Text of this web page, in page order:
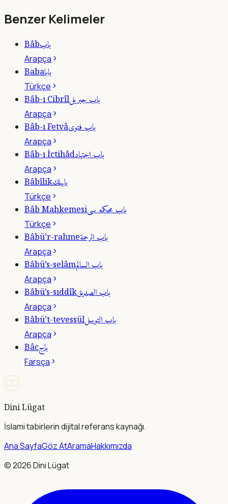
Benzer Kelimeler
Bâbباب
Arapça
Babaبابا
Türkçe
Bâb-ı Cibrîlباب جبريل
Arapça
Bâb-ı Fetvâباب فتوى
Arapça
Bâb-ı İctihâdباب اجتهاد
Arapça
Bâbîlikبابيلك
Türkçe
Bâb Mahkemesiباب محكمه سى
Türkçe
Bâbü’r-rahmeباب الرحمة
Arapça
Bâbü’s-selâmباب السالم
Arapça
Bâbü’s-sıddîkباب الصديق
Arapça
Bâbü’t-tevessülباب التوسل
Arapça
Bâcباج
Farsça
Dini Lügat
İslami tabirlerin dijital referans kaynağı.
Ana SayfaGöz AtAramaHakkımızda
©2026Dini Lügat